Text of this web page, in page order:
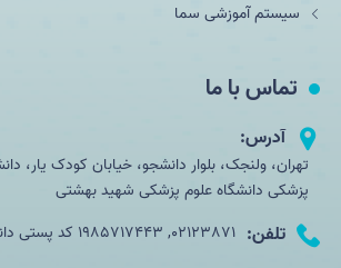
سیستم آموزشی سما
تماس با ما
آدرس:
تهران، ولنجک، بلوار دانشجو، خیابان کودک یار،
پزشکی دانشگاه علوم پزشکی شهید بهشتی
تلفن: 02123871, 1985717443 کد پستی دانشکده پزشکی